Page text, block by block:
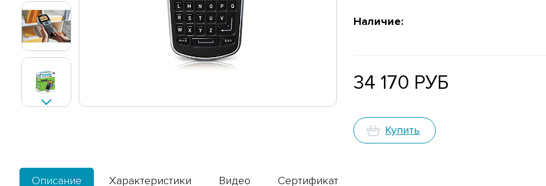
Наличие:
34 170 РУБ
Купить
Описание Характеристики Видео Сертификат